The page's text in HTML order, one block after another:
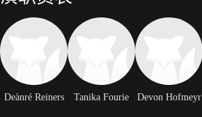
Deànré Reiners Tanika Fourie Devon Hofmeyr